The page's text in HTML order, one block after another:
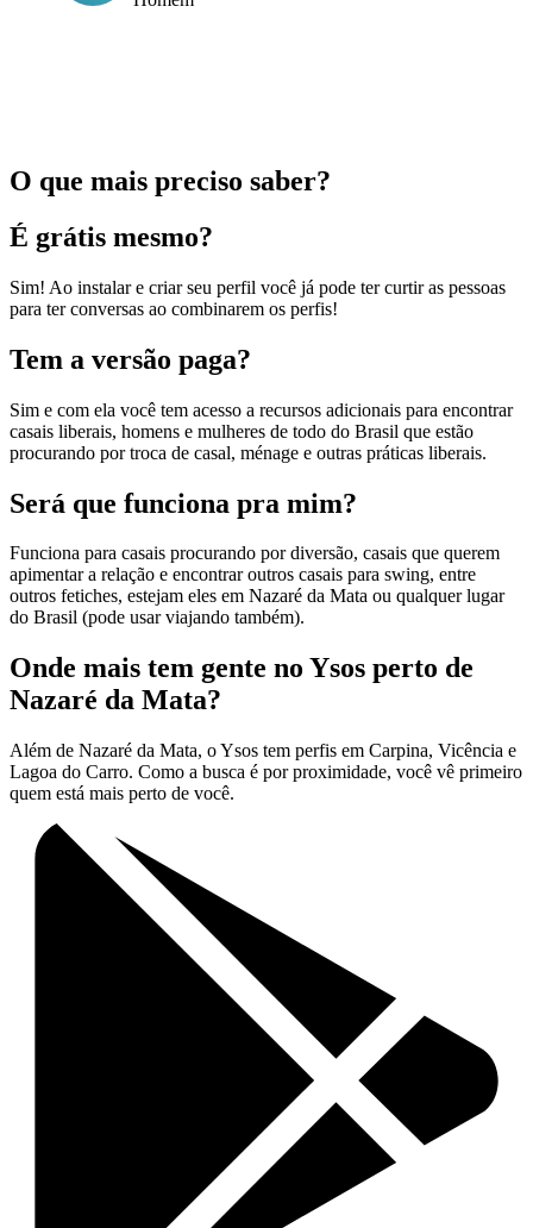
O que mais preciso saber?
É grátis mesmo?
Sim! Ao instalar e criar seu perfil você já pode ter curtir as pessoas
para ter conversas ao combinarem os perfis!
Tem a versão paga?
Sim e com ela você tem acesso a recursos adicionais para encontrar
casais liberais, homens e mulheres de todo do Brasil que estão
procurando por troca de casal, ménage e outras práticas liberais.
Será que funciona pra mim?
Funciona para casais procurando por diversão, casais que querem
apimentar a relação e encontrar outros casais para swing, entre
outros fetiches, estejam eles em Nazaré da Mata ou qualquer lugar
do Brasil (pode usar viajando também).
Onde mais tem gente no Ysos perto de
Nazaré da Mata?
Além de Nazaré da Mata, o Ysos tem perfis em Carpina, Vicência e
Lagoa do Carro. Como a busca é por proximidade, você vê primeiro
quem está mais perto de você.